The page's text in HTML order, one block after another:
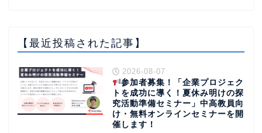
【最近投稿された記事】
2026-08-07
参加者募集！「企業プロジェク
トを成功に導く！夏休み明けの探
究活動準備セミナー」中高教員向
け・無料オンラインセミナーを開
催します！